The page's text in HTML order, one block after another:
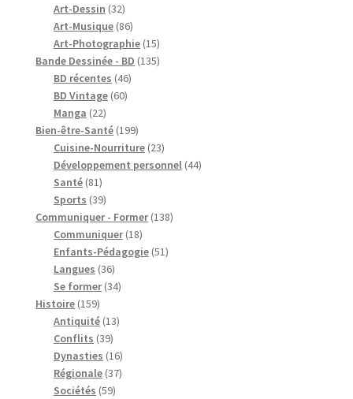
produits
Art-Dessin 3232
produits
Art-Musique 8686
produits
Art-Photographie 1515
produits
Bande Dessinée - BD 135135
BD récentes 4646
BD Vintage 6060
Manga 2222
produits
Bien-être-Santé 199199
produits
Cuisine-Nourriture 2323
produits
Développement personnel 4444
Santé 8181
produits
Sports 3939
produits
Communiquer - Former 138138
Communiquer 1818
produits
Enfants-Pédagogie 5151
Langues 3636
produits
Se former 3434
Histoire 159159
produits
Antiquité 1313
Conflits 3939
produits
Dynasties 1616
produits
Régionale 3737
Sociétés 5959